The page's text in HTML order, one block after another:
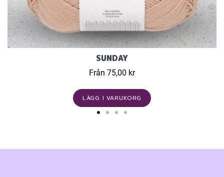
SUNDAY
Från 75,00 kr
LÄGG I VARUKORG